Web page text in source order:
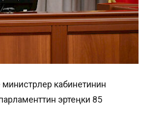
кабинетинин
эртеңки 85